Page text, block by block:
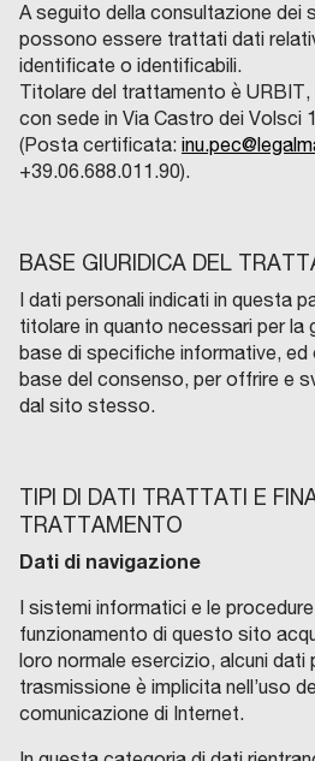
A seguito della consultazione dei
possono essere trattati dati
identificate o identificabili.
Titolare del trattamento è URBIT,
con sede in Via Castro dei Volsci
(Posta certificata:
+39.06.688.011.90).
BASE GIURIDICA DEL
I dati personali indicati in questa
titolare in quanto necessari per la
base di specifiche informative,
base del consenso, per offrire e
dal sito stesso.
TIPI DI DATI TRATTATI E
TRATTAMENTO
Dati di navigazione
I sistemi informatici e le
funzionamento di questo sito
loro normale esercizio, alcuni dati
trasmissione è implicita nell’uso
comunicazione di Internet.